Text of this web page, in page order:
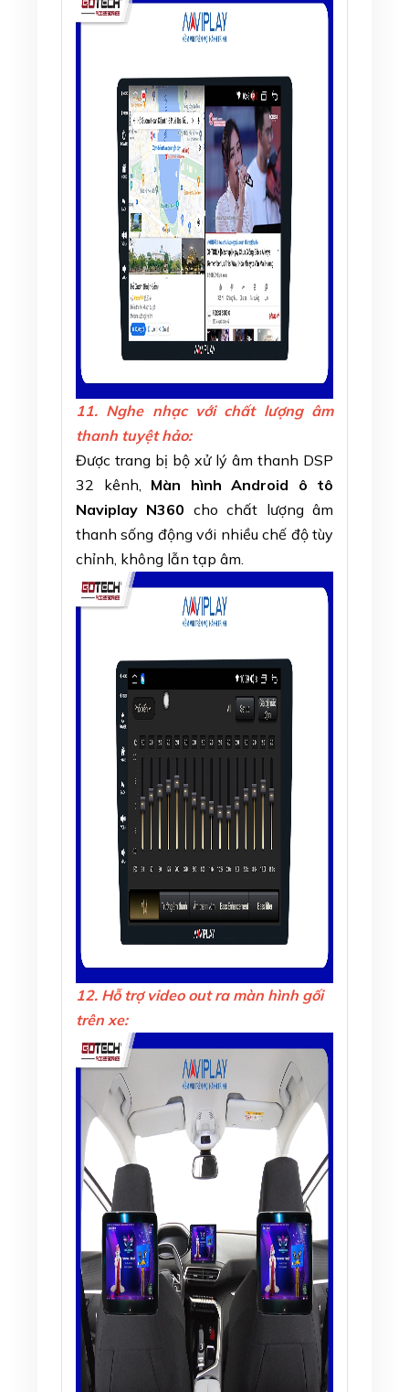
11. Nghe nhạc với chất lượng âm
thanh tuyệt hảo:
Được trang bị bộ xử lý âm thanh DSP
32 kênh, Màn hình Android ô tô
Naviplay N360 cho chất lượng âm
thanh sống động với nhiều chế độ tùy
chỉnh, không lẫn tạp âm.
12. Hỗ trợ video out ra màn hình gối
trên xe: